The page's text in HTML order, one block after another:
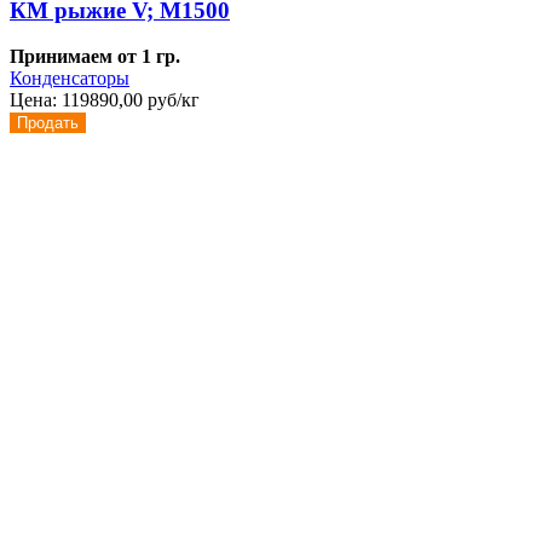
КМ рыжие V; M1500
Принимаем от 1 гр.
Конденсаторы
Цена: 119890,00 руб/кг
Продать